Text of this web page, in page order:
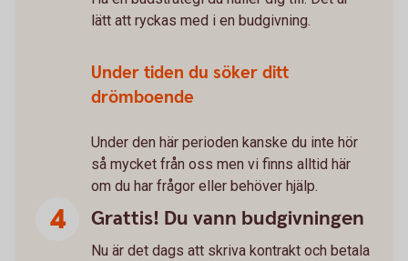
lätt att ryckas med i en budgivning.
Under tiden du söker ditt
drömboende
Under den här perioden kanske du inte hör
så mycket från oss men vi finns alltid här
om du har frågor eller behöver hjälp.
Grattis! Du vann budgivningen
Nu är det dags att skriva kontrakt och betala